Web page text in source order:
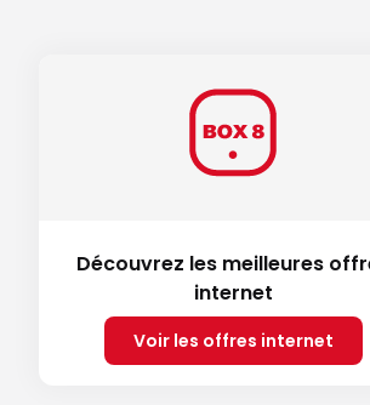
Découvrez les meilleures
internet
Voir les offres internet